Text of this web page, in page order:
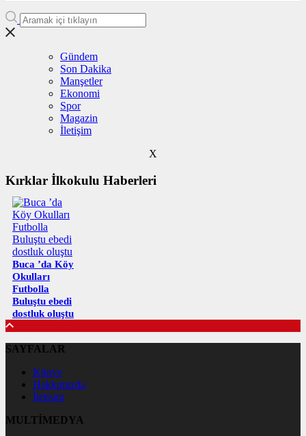
Gündem
Son Dakika
Manşetler
Ekonomi
Spor
Magazin
İletişim
X
Kırklar İlkokulu Haberleri
Buca ’da Köy
Okulları
Futbolla
Buluştu ebedi
dostluk oluştu
SAYFALAR
Künye
Hakkımızda
İletişim
MULTİMEDYA